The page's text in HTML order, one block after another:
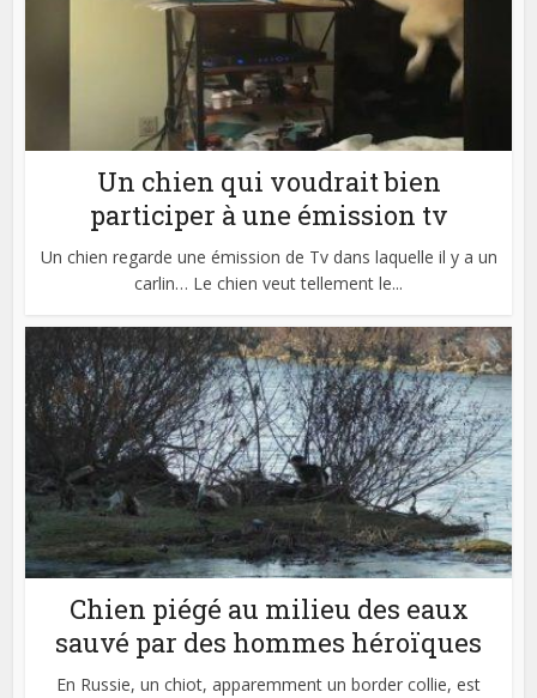
Un chien qui voudrait bien
participer à une émission tv
Un chien regarde une émission de Tv dans laquelle il y a un
carlin… Le chien veut tellement le...
Chien piégé au milieu des eaux
sauvé par des hommes héroïques
En Russie, un chiot, apparemment un border collie, est